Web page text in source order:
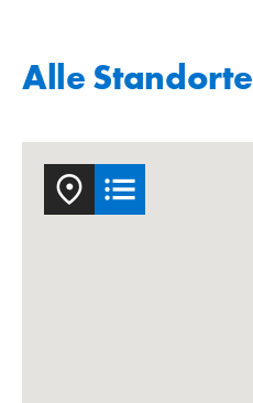
Alle Standorte